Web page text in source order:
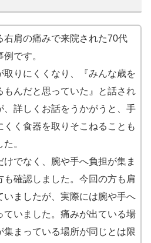
右肩の痛みで来院された70代
です。
取りにくくなり、『みんな歳を
もんだと思っていた』と話され
、詳しくお話をうかがうと、手
くく食器を取りそこねることも
。
けでなく、腕や手へ負担が集ま
も確認しました。今回の方も肩
いましたが、実際には腕や手へ
ていました。痛みが出ている場
集まっている場所が同じとは限